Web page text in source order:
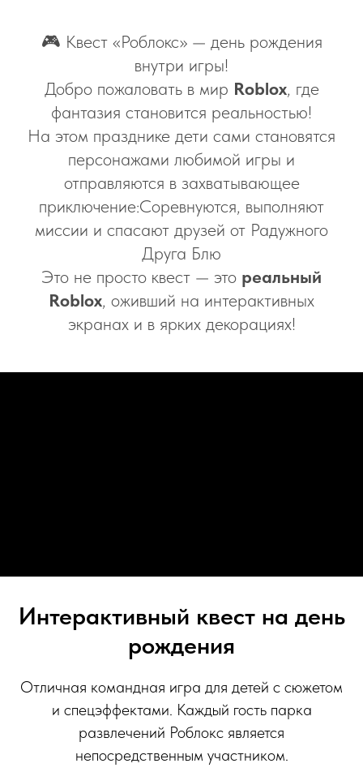
🎮 Квест «Роблокс» — день рождения
внутри игры!
Добро пожаловать в мир Roblox, где
фантазия становится реальностью!
На этом празднике дети сами становятся
персонажами любимой игры и
отправляются в захватывающее
приключение:Соревнуются, выполняют
миссии и спасают друзей от Радужного
Друга Блю
Это не просто квест — это реальный
Roblox, оживший на интерактивных
экранах и в ярких декорациях!
Интерактивный квест на день
рождения
Отличная командная игра для детей с сюжетом
и спецэффектами. Каждый гость парка
развлечений Роблокс является
непосредственным участником.